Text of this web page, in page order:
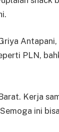
PLN,
Kerja
ini